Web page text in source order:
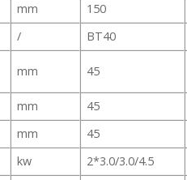
mm
150
/
BT40
mm 45
mm
45
mm
45
kw 2*3.0/3.0/4.5